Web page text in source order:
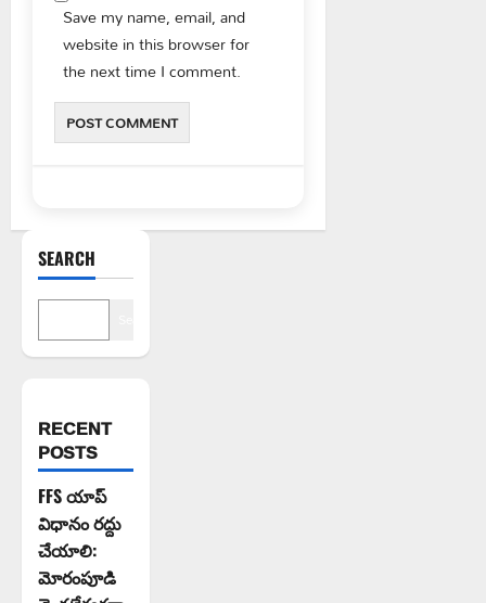
Save my name, email, and
website in this browser for
the next time I comment.
SEARCH
RECENT
POSTS
FFS యాప్
విధానం రద్దు
చేయాలి:
మోరంపూడి